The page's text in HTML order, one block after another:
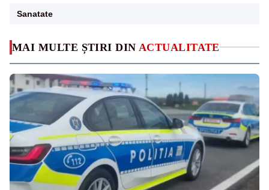
MAI MULTE ȘTIRI DIN ACTUALITATE
Sanatate